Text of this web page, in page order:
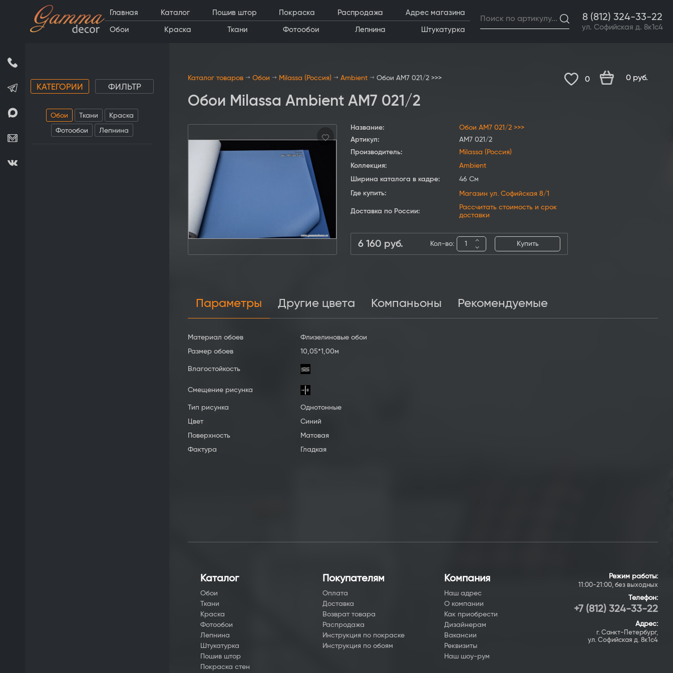
Главная Каталог Пошив штор Покраска Распродажа Адрес магазина
Обои Краска Ткани Фотообои Лепнина Штукатурка
8 (812) 324-33-22
ул. Софийская д. 8к1с4
КАТЕГОРИИ ФИЛЬТР
Обои Ткани Краска
Фотообои Лепнина
Каталог товаров Обои Milassa (Россия) Ambient Обои AM7 021/2 >>> 0 0 руб.
Обои Milassa Ambient AM7 021/2
Название:
Обои AM7 021/2 >>>
Артикул:
AM7 021/2
Производитель:
Milassa (Россия)
Коллекция:
Ambient
Ширина каталога в кадре:
46 См
Где купить:
Магазин ул. Софийская 8/1
Доставка по России:
Рассчитать стоимость и срок
доставки
6 160 руб. Кол-во: Купить
Параметры Другие цвета Компаньоны Рекомендуемые
Материал обоев
Флизелиновые обои
Размер обоев
10,05*1,00м
Влагостойкость
Смещение рисунка
Тип рисунка
Однотонные
Цвет
Синий
Поверхность
Матовая
Фактура
Гладкая
Каталог
Обои
Ткани
Краска
Фотообои
Лепнина
Штукатурка
Пошив штор
Покраска стен
Покупателям
Оплата
Доставка
Возврат товара
Распродажа
Инструкция по покраске
Инструкция по обоям
Компания
Наш адрес
О компании
Как приобрести
Дизайнерам
Вакансии
Реквизиты
Наш шоу-рум
Режим работы:
11:00-21:00, без выходных
Телефон:
+7 (812) 324-33-22
Адрес:
г. Санкт-Петербург,
ул. Софийская д. 8к1с4